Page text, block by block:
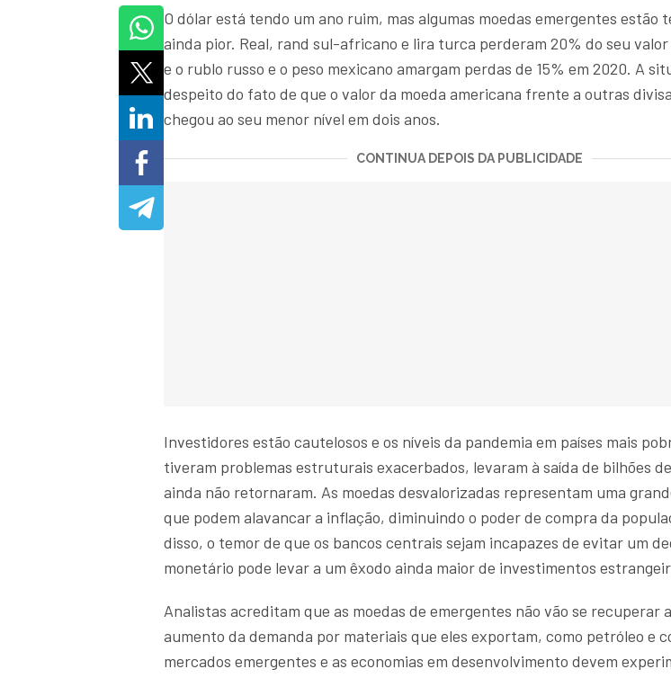
O dólar está tendo um ano ruim, mas algumas moedas emergentes estão
ainda pior. Real, rand sul-africano e lira turca perderam 20% do seu
e o rublo russo e o peso mexicano amargam perdas de 15% em 2020. A
despeito do fato de que o valor da moeda americana frente a outras
chegou ao seu menor nível em dois anos.
CONTINUA DEPOIS DA PUBLICIDADE
Investidores estão cautelosos e os níveis da pandemia em países mais
tiveram problemas estruturais exacerbados, levaram à saída de bilhões
ainda não retornaram. As moedas desvalorizadas representam uma
que podem alavancar a inflação, diminuindo o poder de compra da
disso, o temor de que os bancos centrais sejam incapazes de evitar um
monetário pode levar a um êxodo ainda maior de investimentos
Analistas acreditam que as moedas de emergentes não vão se recuperar
aumento da demanda por materiais que eles exportam, como petróleo e
mercados emergentes e as economias em desenvolvimento devem